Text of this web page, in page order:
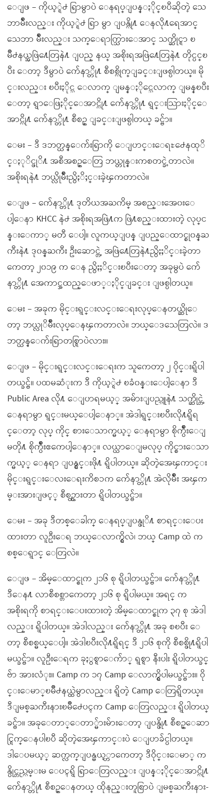
ေျဖ – ကိုယ့္ရဲ႕ ရြာမွာပဲ ေနရပ္ျပန္ႏိုင္ၿပီဆိုတဲ့ သေ
ဘာမ်ိဳးလည္း ကိုယ့္ရဲ႕ ရြာ မွာ ျပန္လို႔ ေနလို႔ရေအာင္
သေဘာ မ်ိဳးလည္း သက္ေရာက္သြားေအာင္ သက္ဆိုင္ရာ ၿ
မိဳ႕နယ္အဖြဲ႔ေတြနဲ႔ ျပည္ နယ္ အစိုးရအဖြဲ႔ေတြနဲ႔ တိုင္ပင္ၿ
ပီး ေတာ့ ဒီမွာပဲ က်ေနာ္တို႔ စီစစ္လိုက္ျခင္းျဖစ္ပါတယ္။ မို
င္းလည္း ၿပီးႏိုင္သ ေလာက္ ျမန္ႏိုင္သေလာက္ ျမန္ၿပီး
ေတာ့ ရွာေဖြႏိုင္ေအာင္လို႔ က်ေနာ္တို႔ ရွင္းသြားႏိုင္ေ
အာင္လို႔ က်ေနာ္တို႔ စီစဥ္ ျခင္းျဖစ္ပါတယ္ ခင္ဗ်ာ။
ေမး – ဒီ ဒဘတ္ယန္ေက်းရြာကို ေျပာင္းေရႊ႕ေနထုိ
င္ႏုိင္ဖုိ႔ အစီအစဥ္ေတြ ဘယ္တုန္းကစတင္ခဲ့တာလဲ။
အစိုးရနဲ႔ ဘယ္လိုမ်ိဳးညွိႏိႈင္းခဲ့ၾကတာလဲ။
ေျဖ – က်ေနာ္တို႔ ဒုတိယအႀကိမ္ အစည္းအေ၀းေ
ပါ့ေနာ KHCC နဲ႕ အစိုးရအဖြဲ႔က ဖြဲ႔စည္းထားတဲ့ လုပ္င
န္းေကာ္ မတီ ေပါ့။ လူကယ္ျပန္ ျပည္ေထာင္စု၀န္ႀ
ကီးနဲ႔ ဒု၀န္ႀကီး ဦးေဆာင္တဲ့ အဖြဲ႔ေတြနဲ႔ညွိႏႈိင္းခဲ့တာ
ကေတာ့ ၂၀၁၉ က ေန ညွိႏႈိင္းၿပီးေတာ့ အခုမွပဲ က်ေ
နာ္တို႔ အေကာင္အထည္ေဖာ္ႏိုင္ျခင္း ျဖစ္ပါတယ္။
ေမး – အခုက မိုင္းရွင္းလင္းေရးလုပ္ေနတယ္ဆိုေ
တာ့ ဘယ္လုိမ်ိဳးလုပ္ေနၾကတာလဲ။ ဘယ္ေဒသေတြလဲ။ ဒ
ဘတ္ယန္ေက်းရြာတစ္ရြာပဲလား။
ေျဖ – မိုင္းရွင္းလင္းေရးက သူကေတာ့ ၂ ပိုင္းရွိပါ
တယ္ခင္ဗ်။ ပထမဆံုးက ဒီ ကိုယ့္ရဲ႕ ၿခံ၀န္းေပါ့ေနာ ဒီ
Public Area လို႔ ေျပာရမယ့္ အမ်ားျပည္သူနဲ႔ သက္ဆိုင္တဲ့
ေနရာမွာ ရွင္းမယ္ေပါ့ေနာ္။ အဲဒါရွင္းၿပီးလို႔ရွိရ
င္ေတာ့ လုပ္ ကိုင္ စားေသာက္မယ့္ ေနရာမွာ စိုက္ပ်ိဳးေျ
မတို႔ စိုက္ပ်ိဳးဧကေပါ့ေနာ္။ လယ္ယာေျမလုပ္ ကိုင္စားေသာ
က္မယ့္ ေနရာ ျပန္ရွင္းဖို႔ ရွိပါတယ္။ ဆိုတဲ့အေၾကာင္း
မိုင္းရွင္းေလးေရးကိစၥက က်ေနာ္တို႔ အဲလိုမ်ိဳး အၾက
မ္းအားျဖင့္ စီစဥ္ထားတာ ရွိပါတယ္ခင္ဗ်ာ။
ေမး – အခု ဒီတစ္ေခါက္ ေနရပ္ျပန္ဖုိ႔ စာရင္းေပး
ထားတာ လူဦးေရ ဘယ္ေလာက္ရွိလဲ၊ ဘယ္ Camp ထဲ က
စစ္ေရွာင္ ေတြလဲ။
ေျဖ – အိမ္ေထာင္စုက ၂၁၆ စု ရွိပါတယ္ခင္ဗ်ာ။ က်ေနာ္တို႔
ဒီေန႔ လာစီစစ္တာကေတာ့ ၂၁၆ စု ရွိပါမယ္။ အရင္ က
အစိုးရကို စာရင္းေပးထားတဲ့ အိမ္ေထာင္စုက ၃၇ စု အဲဒါ
လည္း ရွိပါတယ္။ အဲဒါလည္း က်ေနာ္တို႔ အခု စၿပီး ေ
တာ့ စီစစ္မယ္ေပါ့။ အဲဒါၿပီးလို႔ရွိရင္ ဒီ ၂၁၆ စုကို စီစစ္ဖို႔ရွိပါ
မယ္ခင္ဗ်ာ။ လူဦးေရက ခုႏွစ္ရာေက်ာ္ ရွစ္ရာ နီးပါး ရွိပါတယ္ခင္
ဗ်ာ အားလံုး။ Camp က ၁၇ Camp ေလာက္ရွိပါမယ္ခင္ဗ်ား။ ဝို
င္းေမာ္ၿမိဳ႕နယ္ထဲမွာလည္း ရွိတဲ့ Camp ေတြရွိတယ္။
ဒီျမစ္ႀကီးနားၿမိဳ႕ေပၚက Camp ေတြလည္း ရွိပါတယ္
ခင္ဗ်ာ။ အခုေတာ္ေတာ္မ်ားမ်ားေတာ့ ျပန္ဖို႔ စီစဥ္ေဆာ
င္ရြက္ေနပါၿပီ ဆိုတဲ့အေၾကာင္းပဲ ေျပာခ်င္ပါတယ္။
ဒါေပမယ့္ ဆက္လက္ျပန္မယ့္ဟာကေတာ့ ဒီဝိုင္းေမာ္ က
န္ပိုင္တည္လမ္းမ ေပၚရွိ ရြာေတြလည္း ျပန္ႏိုင္ေအာင္လို႔
က်ေနာ္တို႔ စီစဥ္ေနတယ္ ထိုနည္းတူစြာပဲ ျမစ္ႀကီးနား-